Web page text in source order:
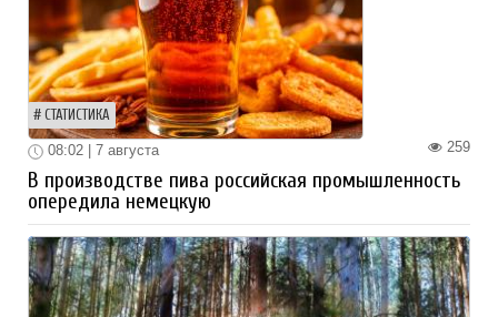
СТАТИСТИКА
259
08:02 | 7 августа
В производстве пива российская промышленность
опередила немецкую